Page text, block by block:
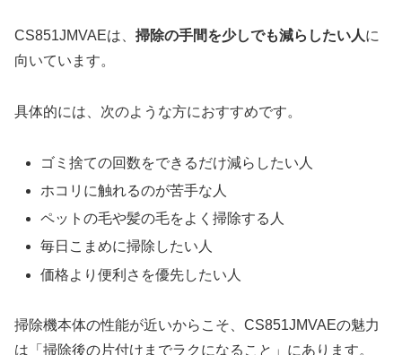
CS851JMVAEは、 掃除の手間を少しでも減らしたい人に
向いています。
具体的には、次のような方におすすめです。
ゴミ捨ての回数をできるだけ減らしたい人
ホコリに触れるのが苦手な人
ペットの毛や髪の毛をよく掃除する人
毎日こまめに掃除したい人
価格より便利さを優先したい人
掃除機本体の性能が近いからこそ、CS851JMVAEの魅力
は「掃除後の片付けまでラクになること」にあります。